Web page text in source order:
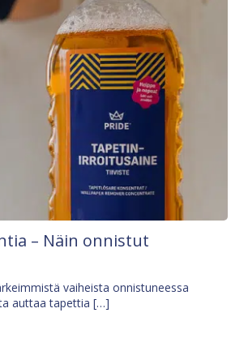
– Näin onnistut
vaiheista onnistuneessa
auttaa tapettia […]